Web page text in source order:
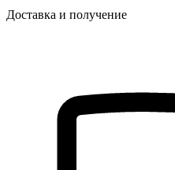
Доставка и получение